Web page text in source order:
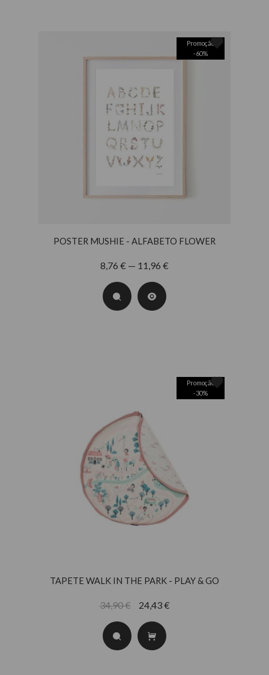
Promoção
-60%
POSTER MUSHIE - ALFABETO FLOWER
8,76 € — 11,96 €
Promoção
-30%
TAPETE WALK IN THE PARK - PLAY & GO
34,90 € 24,43 €